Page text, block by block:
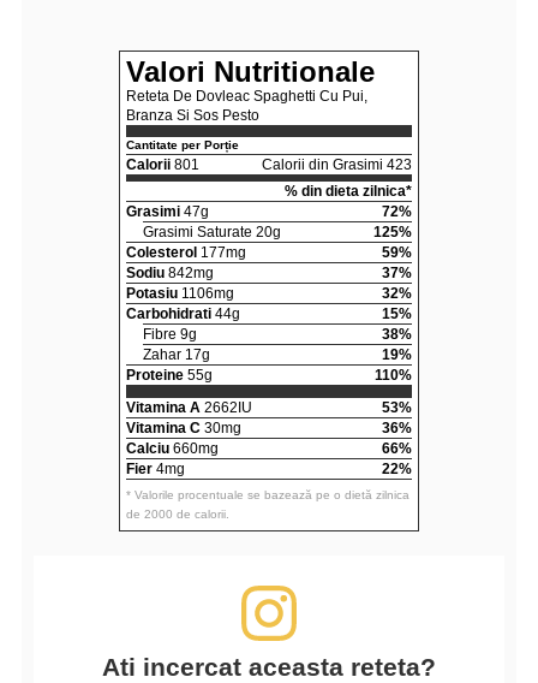
Valori Nutritionale
Reteta De Dovleac Spaghetti Cu Pui,
Branza Si Sos Pesto
Cantitate per Porție
Calorii 801
Calorii din Grasimi 423
% din dieta zilnica*
Grasimi 47g
72%
Grasimi Saturate 20g
125%
Colesterol 177mg
59%
Sodiu 842mg
37%
Potasiu 1106mg
32%
Carbohidrati 44g
15%
Fibre 9g
38%
Zahar 17g
19%
Proteine 55g
110%
Vitamina A 2662IU
53%
Vitamina C 30mg
36%
Calciu 660mg
66%
Fier 4mg 22%
* Valorile procentuale se bazează pe o dietă zilnica
de 2000 de calorii.
Ati incercat aceasta reteta?